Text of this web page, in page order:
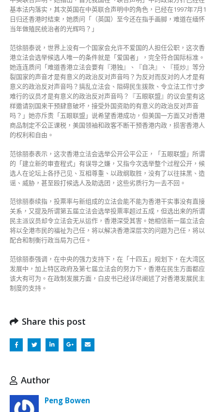
基本法内落实，其次英国在中英联合声明中的角色，已经在1997年7月1
日归还香港时结束，她质问「（英国）至今还在指手画脚，难道在缅怀
当年做殖民统治者的光辉吗？」
范徐丽泰说，世界上没有一个国家会允许不爱国的人担任公职，这次香
港立法会选举候选人唯一的条件就是「爱国者」，完全符合国际标准。
她连连质问「难道香港立法会要有『港独』、『自决』、『揽炒』等分
裂国家的声音才是有意义的政治反对声音吗？为反对而反对的人才是有
意义的政治反对声音吗？搞乱立法会、阻碍民生拨款、令立法工作寸步
难行的议员才是有意义的政治反对声音吗？『五眼联盟』的议会里有这
样邀请别国来干预肆意破坏，接受外国资助的有意义的政治反对声音
吗？」她亦斥责「五眼联盟」说希望香港成功，但美国一方面又对香港
商品制定不公正课税，美国领袖和政客不断干预香港内政，损害香港人
的权利和自由。
范徐丽泰表示，这次香港立法会选举公开公平公正，「五眼联盟」所谓
的「建立新的审查程式」有误导之嫌，又指今次选举整个过程公开，候
选人在论坛上各抒己见、互相尊重、以政纲取胜，没有了以往抹黑、造
谣、威胁，甚至殴打候选人及助选团，这些劣质行为一去不回。
范徐丽泰续指，投票率与新组成的立法会能不能为香港干实事没有直接
关系，又提及所谓第五届立法会选举投票率超过五成，但选出来的所谓
民主派议员却令立法会无从运作，香港深受其害。她相信新一届立法会
将以全港市民的福祉为己任，将以解决香港深层次的问题为己任，将以
配合和制衡行政当局为己任。
范徐丽泰强调，在中央的强力支持下，在「十四五」规划下，在大湾区
发展中，加上特区政府及第七届立法会的努力下，香港在民生方面都应
该大有可为。在政制发展方面，白皮书已经详尽阐述了对香港发展民主
制度的支持。
Share this post
Author
Peng Bowen